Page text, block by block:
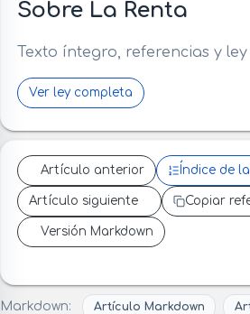
Sobre La Renta
Texto íntegro, referencias y
Ver ley completa
Artículo anterior Índice de
Artículo siguiente Copiar
Versión Markdown
Markdown: Artículo Markdown